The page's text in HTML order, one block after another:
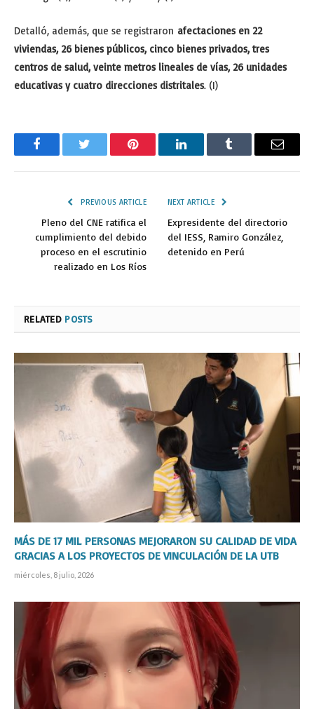
Detalló, además, que se registraron afectaciones en 22
viviendas, 26 bienes públicos, cinco bienes privados, tres
centros de salud, veinte metros lineales de vías, 26 unidades
educativas y cuatro direcciones distritales. (I)
FacebookTwitter Pinterest LinkedInTumblr Email
PREVIOUS ARTICLE
Pleno del CNE ratifica el
cumplimiento del debido
proceso en el escrutinio
realizado en Los Ríos
NEXT ARTICLE
Expresidente del directorio
del IESS, Ramiro González,
detenido en Perú
RELATED POSTS
MÁS DE 17 MIL PERSONAS MEJORARON SU CALIDAD DE VIDA
GRACIAS A LOS PROYECTOS DE VINCULACIÓN DE LA UTB
miércoles, 8 julio, 2026